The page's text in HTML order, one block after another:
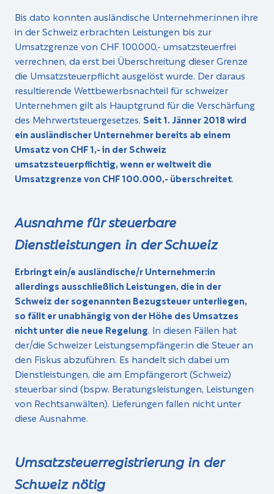
Bis dato konnten ausländische Unternehmer:innen ihre
in der Schweiz erbrachten Leistungen bis zur
Umsatzgrenze von CHF 100.000,- umsatzsteuerfrei
verrechnen, da erst bei Überschreitung dieser Grenze
die Umsatzsteuerpflicht ausgelöst wurde. Der daraus
resultierende Wettbewerbsnachteil für schweizer
Unternehmen gilt als Hauptgrund für die Verschärfung
des Mehrwertsteuergesetzes. Seit 1. Jänner 2018 wird
ein ausländischer Unternehmer bereits ab einem
Umsatz von CHF 1,- in der Schweiz
umsatzsteuerpflichtig, wenn er weltweit die
Umsatzgrenze von CHF 100.000,- überschreitet.
Ausnahme für steuerbare
Dienstleistungen in der Schweiz
Erbringt ein/e ausländische/r Unternehmer:in
allerdings ausschließlich Leistungen, die in der
Schweiz der sogenannten Bezug­steuer unterliegen,
so fällt er unabhängig von der Höhe des Umsatzes
nicht unter die neue Regelung. In diesen Fällen hat
der/die Schweizer Leistungsempfänger:in die Steuer an
den Fiskus abzuführen. Es handelt sich dabei um
Dienstleistungen, die am Empfängerort (Schweiz)
steuerbar sind (bspw. Beratungsleistungen, Leistungen
von Rechtsanwälten). Lieferungen fallen nicht unter
diese Ausnahme.
Umsatzsteuerregistrierung in der
Schweiz nötig